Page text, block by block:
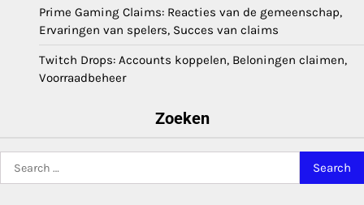
Prime Gaming Claims: Reacties van de gemeenschap,
Ervaringen van spelers, Succes van claims
Twitch Drops: Accounts koppelen, Beloningen claimen,
Voorraadbeheer
Zoeken
for: